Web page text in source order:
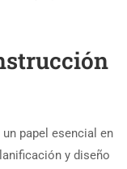
papel esencial en
y diseño